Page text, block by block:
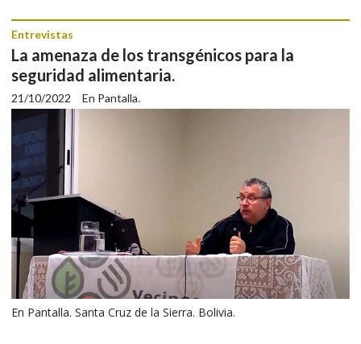
La amenaza de los transgénicos para la
seguridad alimentaria.
En Pantalla.
Entrevistas
21/10/2022
En Pantalla. Santa Cruz de la Sierra. Bolivia.